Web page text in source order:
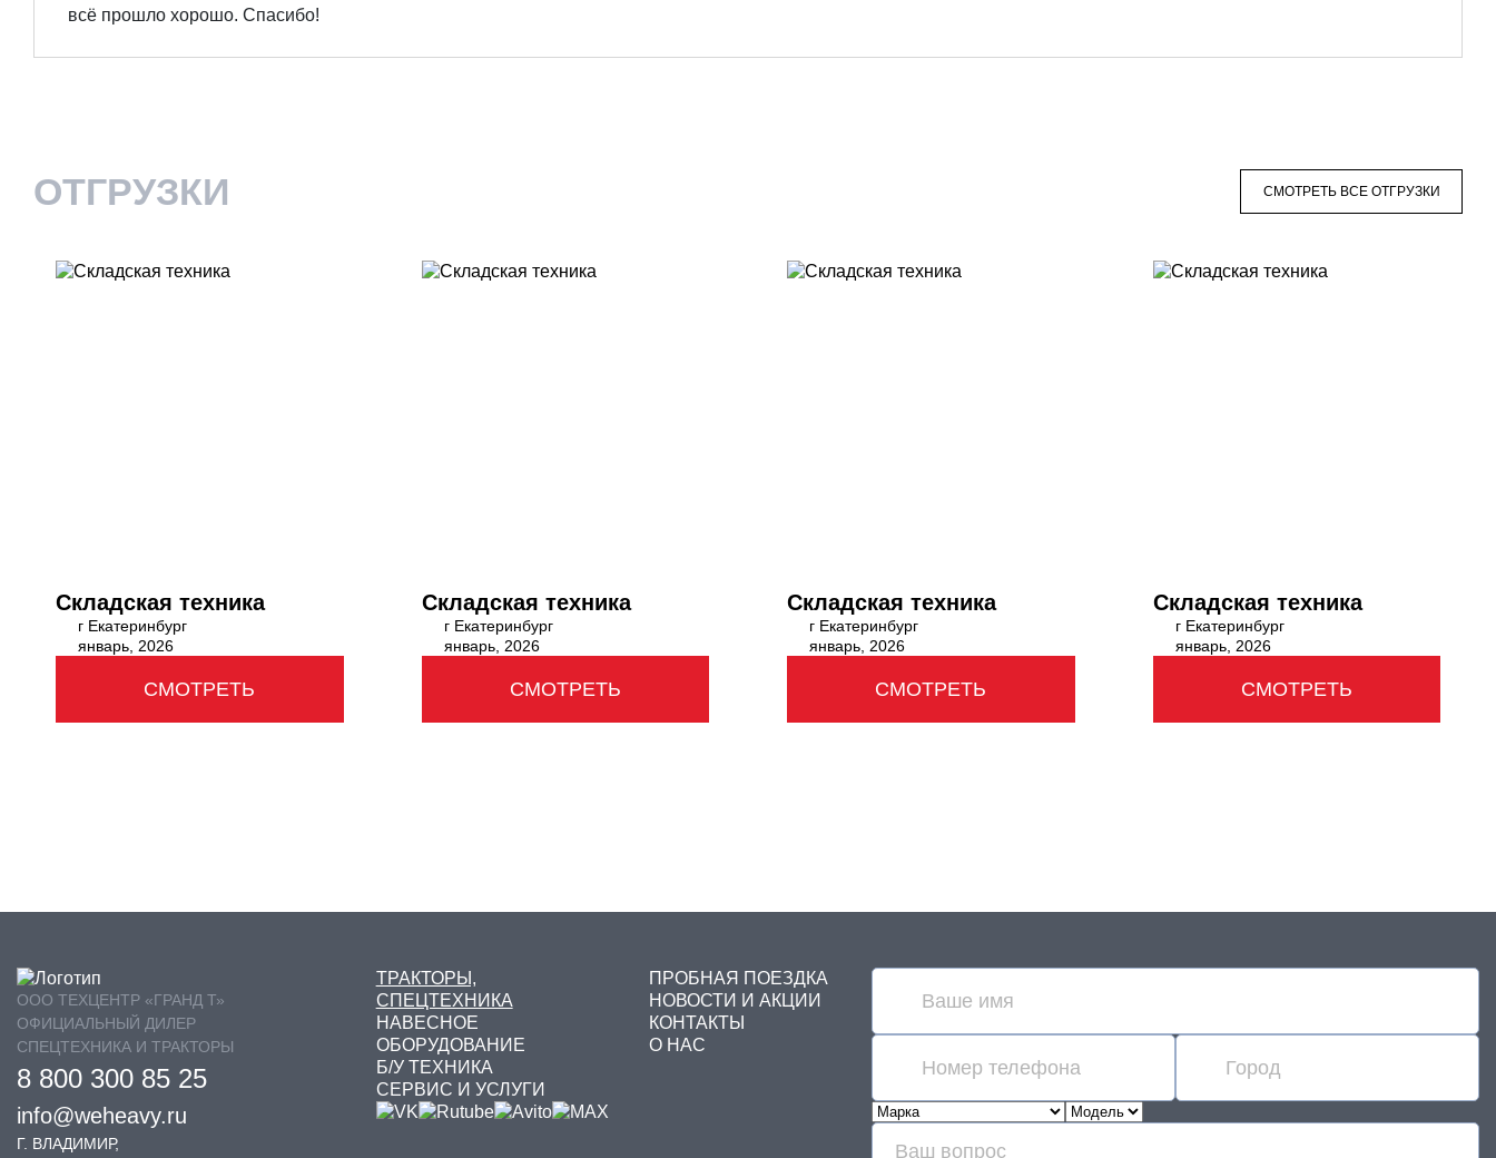
всё прошло хорошо. Спасибо!
ОТГРУЗКИ СМОТРЕТЬ ВСЕ ОТГРУЗКИ
Складская техника
г Екатеринбург
январь, 2026
СМОТРЕТЬ
Складская техника
г Екатеринбург
январь, 2026
СМОТРЕТЬ
Складская техника
г Екатеринбург
январь, 2026
СМОТРЕТЬ
Складская техника
г Екатеринбург
январь, 2026
СМОТРЕТЬ
ООО ТЕХЦЕНТР «ГРАНД Т»
ОФИЦИАЛЬНЫЙ ДИЛЕР
СПЕЦТЕХНИКА И ТРАКТОРЫ
8 800 300 85 25
info@weheavy.ru
Г. ВЛАДИМИР,
ТРАКТОРЫ,
СПЕЦТЕХНИКА
НАВЕСНОЕ
ОБОРУДОВАНИЕ
Б/У ТЕХНИКА
СЕРВИС И УСЛУГИ
ПРОБНАЯ ПОЕЗДКА
НОВОСТИ И АКЦИИ
КОНТАКТЫ
О НАС